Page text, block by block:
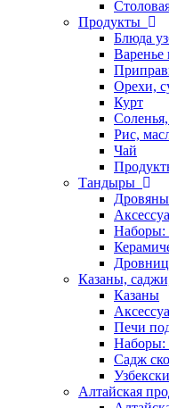
Продукты
Блюда
Орехи,
Курт
Соленья,
Рис,
Чай
Тандыры
Наборы:
Казаны,
Казаны
Печи
Наборы:
Садж
Алтайская